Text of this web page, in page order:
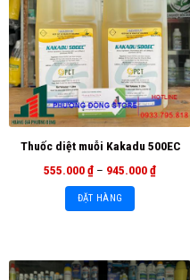
Thuốc diệt muỗi Kakadu 500EC
555.000₫ – 945.000₫
ĐẶT HÀNG